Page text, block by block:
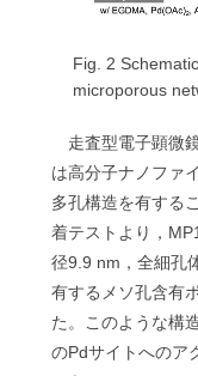
Fig. 2
microporous
走査型電子顕微
は高分子ナノファ
多孔構造を有する
着テストより，
径9.9 nm，全細孔
有するメソ孔含有
た。このような構
のPdサイトへのア